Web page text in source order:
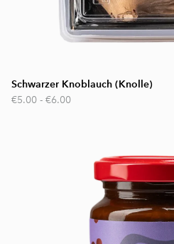
Schwarzer Knoblauch (Knolle)
€5.00 - €6.00